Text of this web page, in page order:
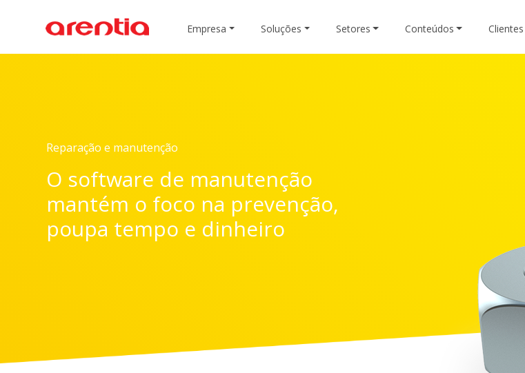
Empresa Soluções Setores Conteúdos Clientes
Reparação e manutenção
O software de manutenção
mantém o foco na prevenção,
poupa tempo e dinheiro